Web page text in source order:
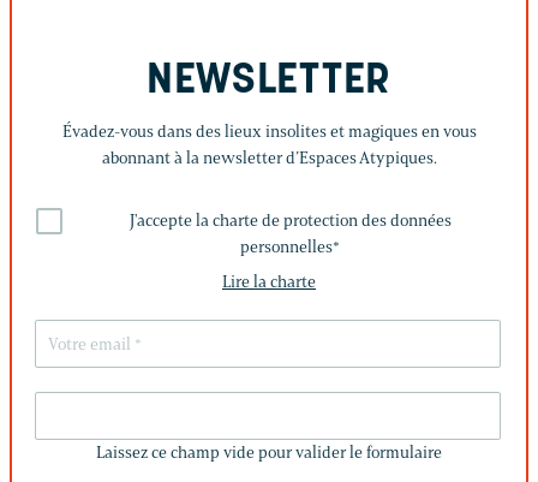
NEWSLETTER
Évadez-vous dans des lieux insolites et magiques en vous
abonnant à la newsletter d’Espaces Atypiques.
J'accepte la charte de protection des données
personnelles*
Lire la charte
CHAMP
Laissez ce champ vide pour valider le formulaire